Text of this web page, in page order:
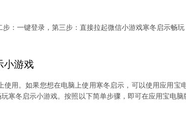
：一键登录，第三步：直接拉起微信小游戏寒冬启示畅玩
小游戏
使用。如果您想在电脑上使用寒冬启示，可以使用应用宝
寒冬启示小游戏。按照以下简单步骤，即可在应用宝电脑